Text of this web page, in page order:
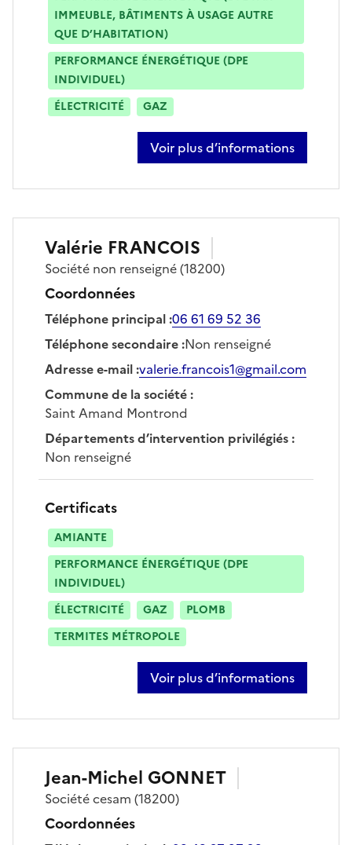
IMMEUBLE, BÂTIMENTS À USAGE AUTRE
QUE D’HABITATION)
PERFORMANCE ÉNERGÉTIQUE (DPE
INDIVIDUEL)
ÉLECTRICITÉ
GAZ
Voir plus d’informations
sur fabrice drezet
Valérie FRANCOIS
Société non renseigné(18200)
Coordonnées
Téléphone principal:06 61 69 52 36
Téléphone secondaire:Non renseigné
Adresse e-mail:valerie.francois1@gmail.com
Commune de la société:
Saint Amand Montrond
Départements d’intervention privilégiés:
Non renseigné
Certificats
AMIANTE
PERFORMANCE ÉNERGÉTIQUE (DPE
INDIVIDUEL)
ÉLECTRICITÉ
GAZ
PLOMB
TERMITES MÉTROPOLE
Voir plus d’informations
sur valérie francois
Jean-Michel GONNET
Sociétécesam (18200)
Coordonnées